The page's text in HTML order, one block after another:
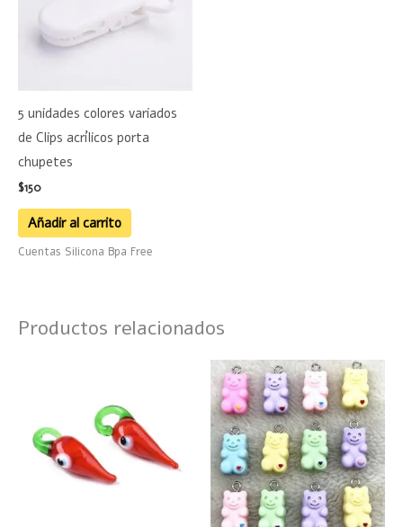
5 unidades colores variados
de Clips acrílicos porta
chupetes
$150
Añadir al carrito
Cuentas Silicona Bpa Free
Productos relacionados
Este
producto
tiene
Las
opciones